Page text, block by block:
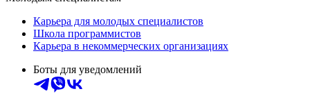
Карьера для молодых специалистов
Школа программистов
Карьера в некоммерческих организациях
Боты для уведомлений